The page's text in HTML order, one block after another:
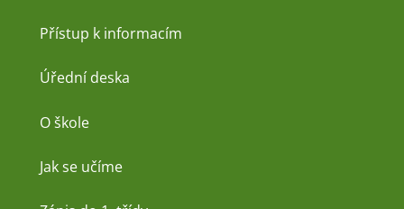
Přístup k informacím
Úřední deska
O škole
Jak se učíme